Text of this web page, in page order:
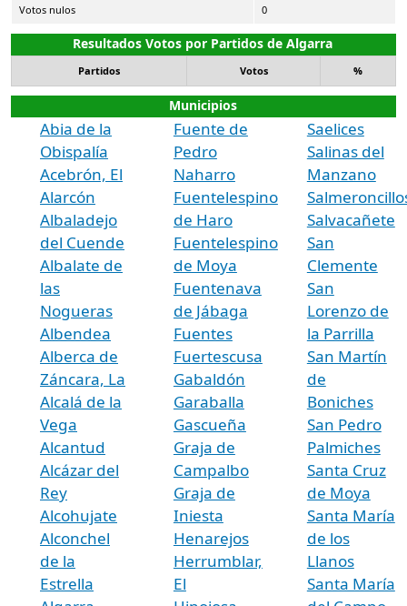
Votos nulos 0
Resultados Votos por Partidos de Algarra
Partidos Votos %
Municipios
Abia de la
Obispalía
Acebrón, El
Alarcón
Albaladejo
del Cuende
Albalate de
las
Nogueras
Albendea
Alberca de
Záncara, La
Alcalá de la
Vega
Alcantud
Alcázar del
Rey
Alcohujate
Alconchel
de la
Estrella
Fuente de
Pedro
Naharro
Fuentelespino
de Haro
Fuentelespino
de Moya
Fuentenava
de Jábaga
Fuentes
Fuertescusa
Gabaldón
Garaballa
Gascueña
Graja de
Campalbo
Graja de
Iniesta
Henarejos
Herrumblar,
El
Saelices
Salinas del
Manzano
Salvacañete
San
Clemente
San
Lorenzo de
la Parrilla
San Martín
de
Boniches
San Pedro
Palmiches
Santa Cruz
de Moya
Santa María
de los
Llanos
Santa María